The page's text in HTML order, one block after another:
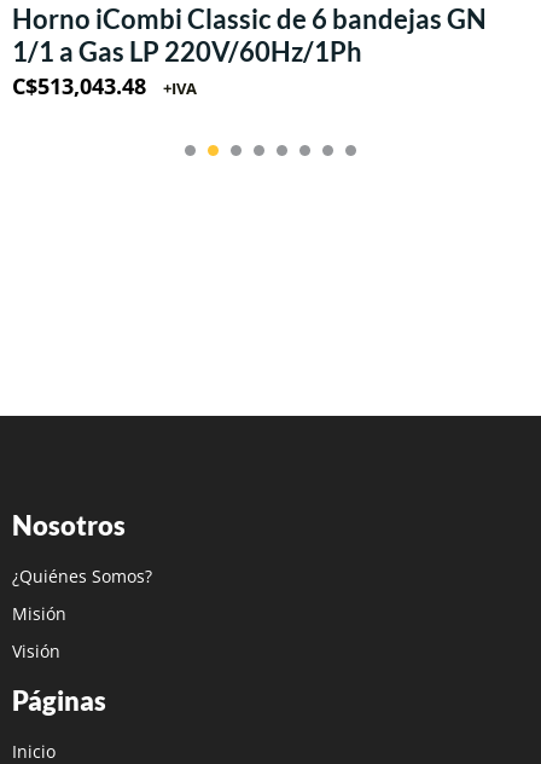
Horno iCombi Classic de 6 bandejas GN
1/1 a Gas LP 220V/60Hz/1Ph
C$513,043.48 +IVA
Nosotros
¿Quiénes Somos?
Misión
Visión
Páginas
Inicio